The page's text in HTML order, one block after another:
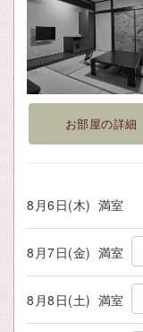
お部屋の詳細
8月6日(木) 満室
8月7日(金) 満室
8月8日(土) 満室